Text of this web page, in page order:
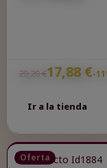
20,20 €17,88 €-
Ir a la tienda
Oferta